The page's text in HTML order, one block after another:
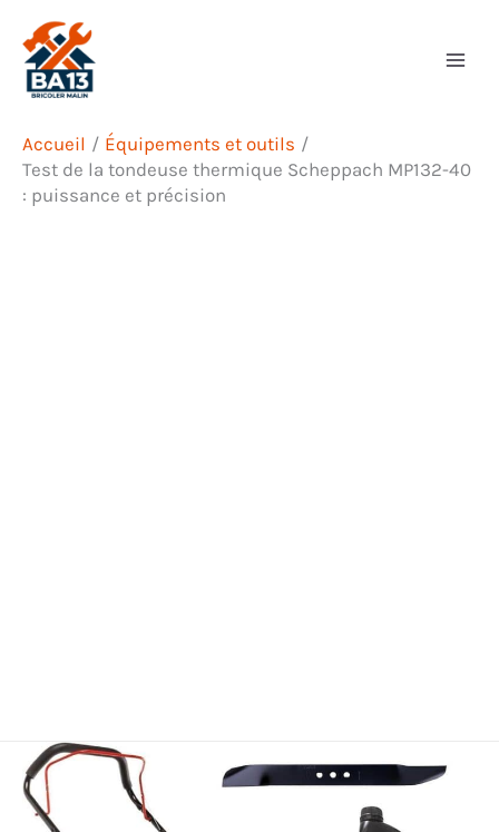
contenu
Accueil
Équipements et outils
Test de la tondeuse thermique Scheppach MP132-40
: puissance et précision
Rechercher